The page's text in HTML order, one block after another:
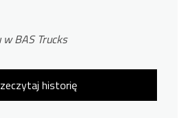
BAS Trucks
historię